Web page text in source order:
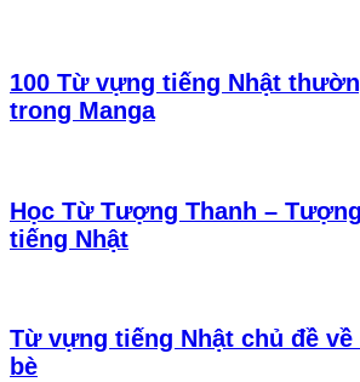
100 Từ vựng tiếng Nhật
trong Manga
Học Từ Tượng Thanh –
tiếng Nhật
Từ vựng tiếng Nhật chủ đề về
bè